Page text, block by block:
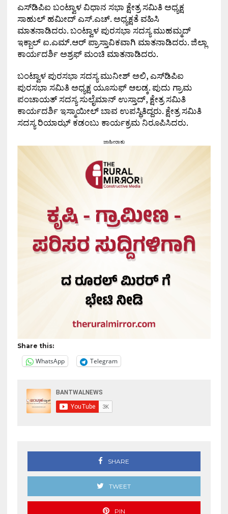
ಎಸ್‌ಡಿಪಿಐ ಬಂಟ್ವಾಳ ವಿಧಾನ ಸಭಾ ಕ್ಷೇತ್ರ ಸಮಿತಿ ಅಧ್ಯಕ್ಷ
ಸಾಹುಲ್ ಹಮೀದ್ ಎಸ್.ಎಚ್. ಅಧ್ಯಕ್ಷತೆ ವಹಿಸಿ
ಮಾತನಾಡಿದರು. ಬಂಟ್ವಾಳ ಪುರಸಭಾ ಸದಸ್ಯ ಮುಹಮ್ಮದ್
ಇಕ್ಬಾಲ್ ಐ.ಎಮ್.ಆರ್ ಪ್ರಾಸ್ತಾವಿಕವಾಗಿ ಮಾತನಾಡಿದರು. ಜಿಲ್ಲಾ
ಕಾರ್ಯದರ್ಶಿ ಅಶ್ರಫ್ ಮಂಚಿ ಮಾತನಾಡಿದರು.
ಬಂಟ್ವಾಳ ಪುರಸಭಾ ಸದಸ್ಯ ಮುನೀಶ್ ಅಲಿ, ಎಸ್‌ಡಿಪಿಐ
ಪುರಸಭಾ ಸಮಿತಿ ಅಧ್ಯಕ್ಷ ಯೂಸುಫ್ ಆಲಡ್ಕ. ಪುದು ಗ್ರಾಮ
ಪಂಚಾಯತ್ ಸದಸ್ಯ ಸುಲೈಮಾನ್ ಉಸ್ತಾದ್, ಕ್ಷೇತ್ರ ಸಮಿತಿ
ಕಾರ್ಯದರ್ಶಿ ಇಸ್ಮಾಯೀಲ್ ಬಾವ ಉಪಸ್ಥಿತಿದ್ದರು. ಕ್ಷೇತ್ರ ಸಮಿತಿ
ಸದಸ್ಯ ರಿಯಾಝ್ ಕಡಂಬು ಕಾರ್ಯಕ್ರಮ ನಿರೂಪಿಸಿದರು.
ಜಾಹೀರಾತು
Share this:
WhatsApp Telegram
SHARE
TWEET
PIN